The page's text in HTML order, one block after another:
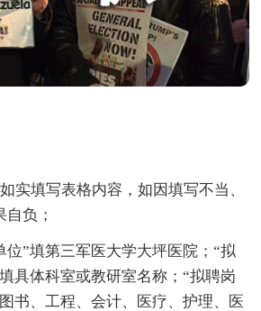
填写表格内容，如因填写不当、
负；
”填第三军医大学大坪医院；“拟
具体科室或教研室名称；“拟聘岗
书、工程、会计、医疗、护理、医